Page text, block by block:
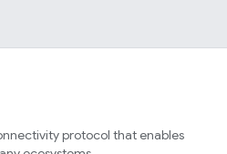
protocol that enables